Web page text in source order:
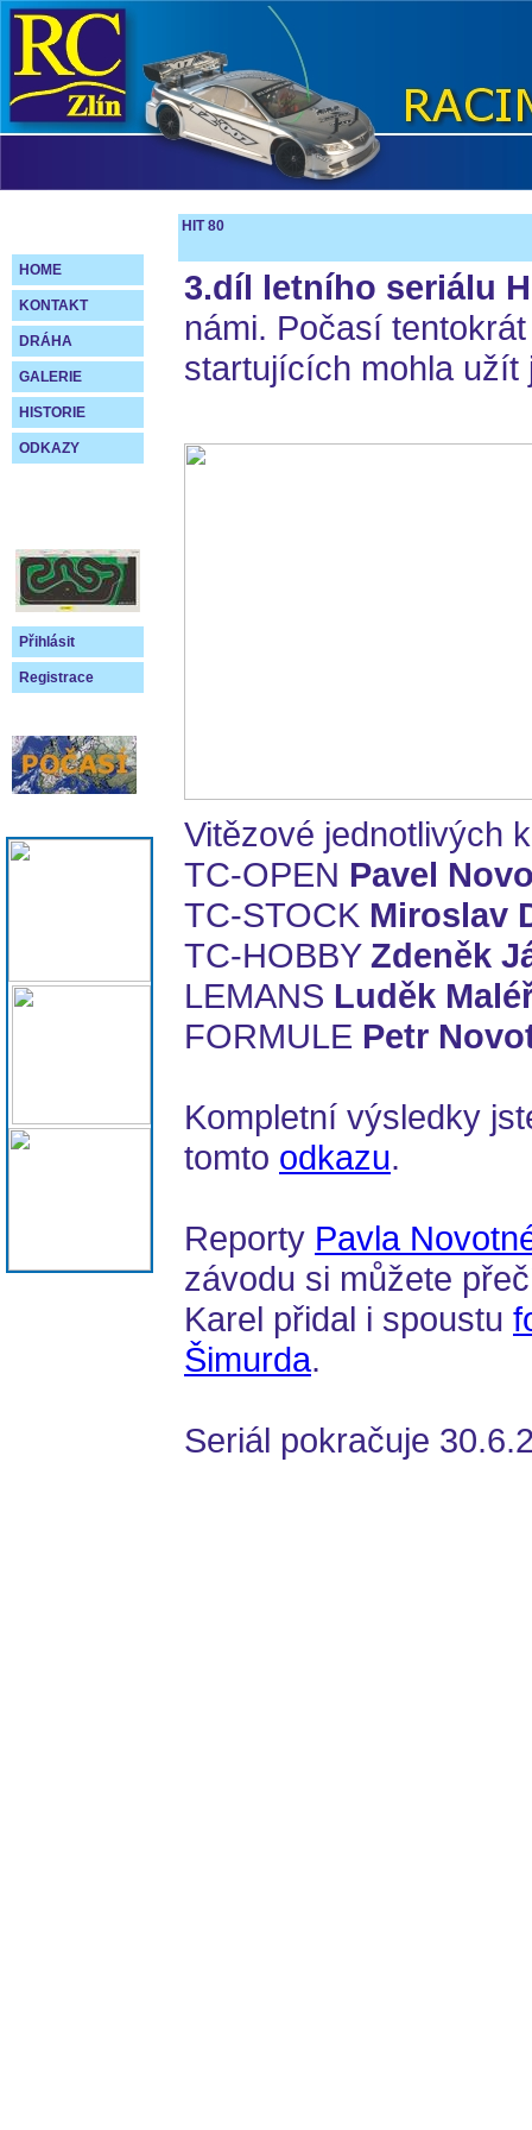
HOME
KONTAKT
DRÁHA
GALERIE
HISTORIE
ODKAZY
Přihlásit
Registrace
HIT 80
3.díl letního seriálu
námi. Počasí
startujících mohla užít
Vitězové jednotlivých
TC-OPEN Pavel
TC-STOCK Miroslav
TC-HOBBY Zdeněk
LEMANS Luděk
FORMULE Petr
Kompletní výsledky
tomto odkazu.
Reporty Pavla
závodu si můžete
Karel přidal i spoustu
Šimurda.
Seriál pokračuje